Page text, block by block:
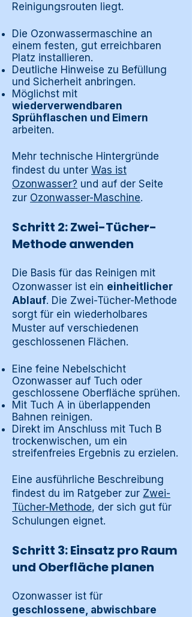
Reinigungsrouten liegt.
Die Ozonwassermaschine an
einem festen, gut erreichbaren
Platz installieren.
Deutliche Hinweise zu Befüllung
und Sicherheit anbringen.
Möglichst mit
wiederverwendbaren
Sprühflaschen und Eimern
arbeiten.
Mehr technische Hintergründe
findest du unter Was ist
Ozonwasser? und auf der Seite
zur Ozonwasser-Maschine.
Schritt 2: Zwei-Tücher-
Methode anwenden
Die Basis für das Reinigen mit
Ozonwasser ist ein einheitlicher
Ablauf. Die Zwei-Tücher-Methode
sorgt für ein wiederholbares
Muster auf verschiedenen
geschlossenen Flächen.
Eine feine Nebelschicht
Ozonwasser auf Tuch oder
geschlossene Oberfläche sprühen.
Mit Tuch A in überlappenden
Bahnen reinigen.
Direkt im Anschluss mit Tuch B
trockenwischen, um ein
streifenfreies Ergebnis zu erzielen.
Eine ausführliche Beschreibung
findest du im Ratgeber zur Zwei-
Tücher-Methode, der sich gut für
Schulungen eignet.
Schritt 3: Einsatz pro Raum
und Oberfläche planen
Ozonwasser ist für
geschlossene, abwischbare